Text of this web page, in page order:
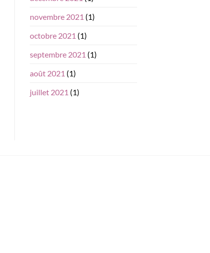
novembre 2021 (1)
octobre 2021 (1)
septembre 2021 (1)
août 2021 (1)
juillet 2021 (1)